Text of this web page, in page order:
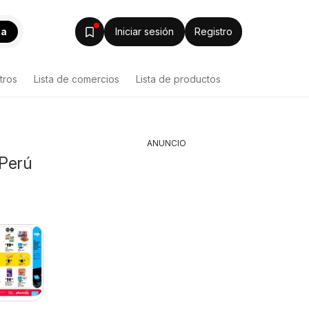
Iniciar sesión Registro
Lista de comercios Lista de productos
ANUNCIO